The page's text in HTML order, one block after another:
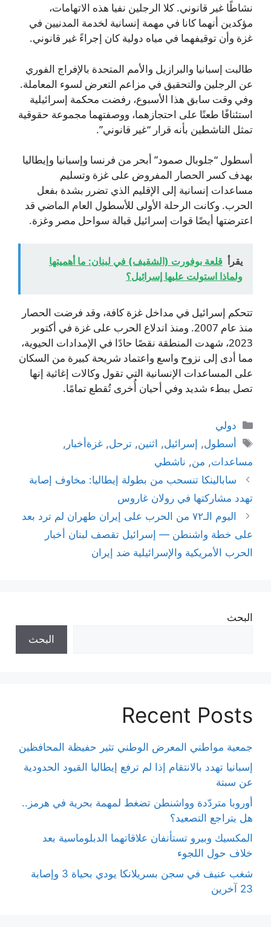
نشاطًا غير قانوني. كلا الرجلين نفيا هذه الاتهامات،
مؤكدين أنهما كانا في مهمة إنسانية لخدمة المدنيين في
غزة وأن توقيفهما في مياه دولية كان إجراءً غير قانوني.
طالبت إسبانيا والبرازيل والأمم المتحدة بالإفراج الفوري
عن الرجلين والتحقيق في مزاعم التعرض لسوء المعاملة.
وفي وقت سابق هذا الأسبوع، رفضت محكمة إسرائيلية
استئنافًا طعنًا على احتجازهما، ووصفتهما مجموعة حقوقية
تمثل الناشطين بأنه قرار “غير قانوني”.
أسطول “جلوبال صمود” أبحر من فرنسا وإسبانيا وإيطاليا
بهدف كسر الحصار المفروض على غزة وتسليم
مساعدات إنسانية إلى الإقليم الذي تضرر بشدة بفعل
الحرب. وكانت الرحلة الأولى للأسطول العام الماضي قد
اعترضتها أيضًا قوات إسرائيل قبالة سواحل مصر وغزة.
يقرأ قلعة بوفورت (الشقيف) في لبنان: ما أهميتها
ولماذا استولت عليها إسرائيل؟
تتحكم إسرائيل في مداخل غزة كافة، وقد فرضت الحصار
منذ عام 2007. ومنذ اندلاع الحرب على غزة في أكتوبر
2023، شهدت المنطقة نقصًا حادًا في الإمدادات الحيوية،
مما أدى إلى نزوح واسع واعتماد شريحة كبيرة من السكان
على المساعدات الإنسانية التي تقول وكالات إغاثية إنها
تصل ببطء شديد وفي أحيان أُخرى تُقطع تمامًا.
التصنيفات
دولي
الوسوم
أسطول, إسرائيل, اثنين,ترحل,غزةأخبار ,
مساعدات, من, ناشطي
سابالينكا تنسحب من بطولة إيطاليا: مخاوف إصابة
تهدد مشاركتها في رولان غاروس
اليوم الـ٧٢ من الحرب على إيران طهران لم ترد بعد
على خطة واشنطن — إسرائيل تقصف لبنان أخبار
الحرب الأمريكية والإسرائيلية ضد إيران
البحث
البحث
Recent Posts
جمعية مواطني المعرض الوطني تثير حفيظة المحافظين
إسبانيا تهدد بالانتقام إذا لم ترفع إيطاليا القيود الحدودية
عن سبتة
أوروبا متردّدة وواشنطن تضغط لمهمة بحرية في هرمز..
هل يتراجع التصعيد؟
المكسيك وبيرو تستأنفان علاقاتهما الدبلوماسية بعد
خلاف حول اللجوء
شغب عنيف في سجن بسريلانكا يودي بحياة 3 وإصابة
23 آخرين